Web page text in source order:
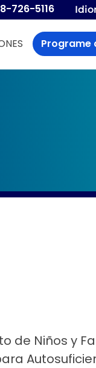
726-5116
Programe
de Niños y